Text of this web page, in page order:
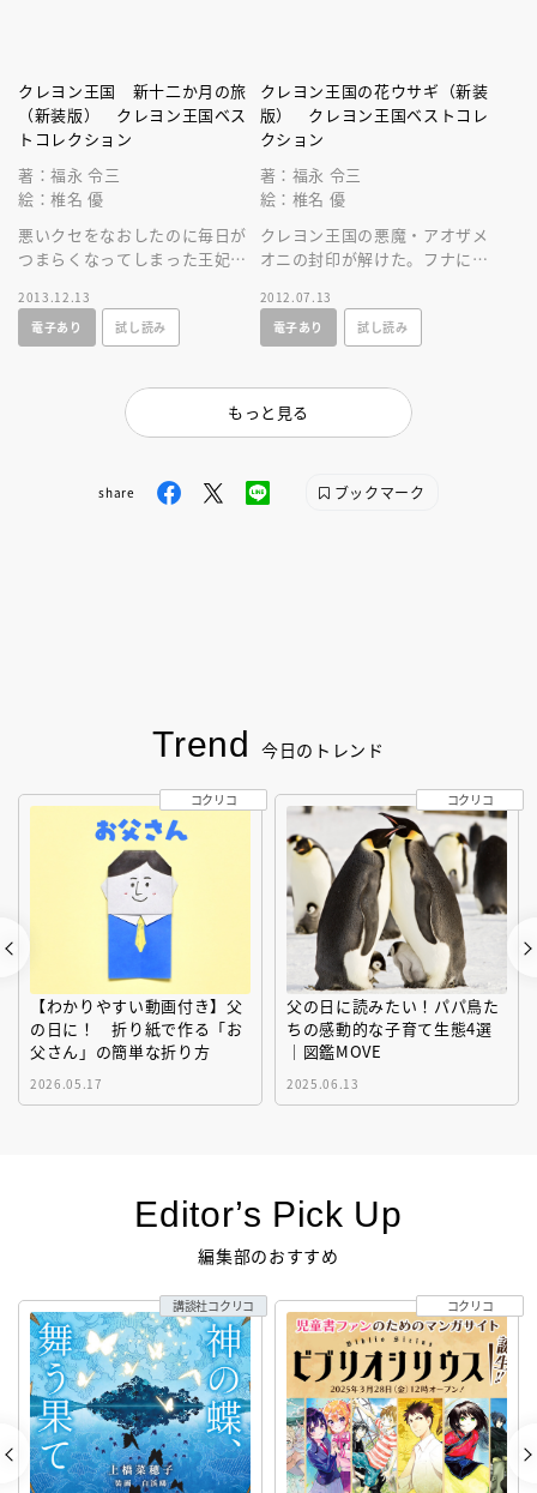
クレヨン王国 新十二か月の旅
（新装版） クレヨン王国ベス
トコレクション
著：福永 令三
絵：椎名 優
悪いクセをなおしたのに毎日が
つまらくなってしまった王妃
牢から元の世界に帰ることがで
きるの？
2013.12.13
電子あり
試し読み
クレヨン王国の花ウサギ（新装
版） クレヨン王国ベストコレ
クション
著：福永 令三
絵：椎名 優
クレヨン王国の悪魔・アオザメ
オニの封印が解けた。フナに変
ちほと、うさぎのロペの冒険が
始まった。
2012.07.13
電子あり
試し読み
もっと見る
share ブックマーク
Trend 今日のトレンド
【わかりやすい動画付き】父
の日に！ 折り紙で作る「お
父さん」の簡単な折り方
2026.05.17
コクリコ
父の日に読みたい！パパ鳥た
ちの感動的な子育て生態4選
｜図鑑MOVE
2025.06.13
コクリコ
Editor’s Pick Up
編集部のおすすめ
講談社コクリコ コクリコ